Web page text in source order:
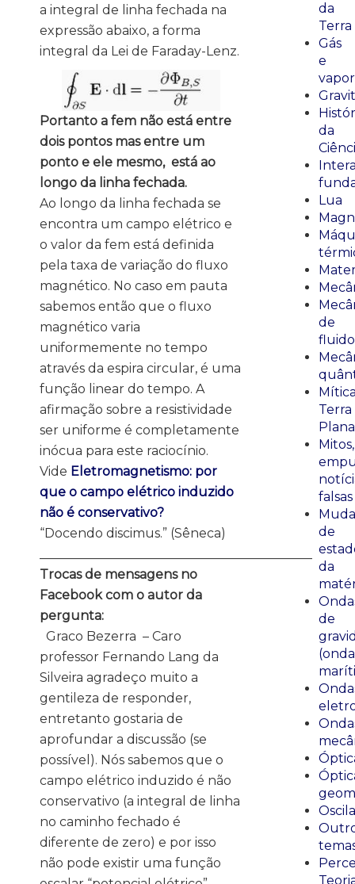
a integral de linha fechada na
expressão abaixo, a forma
integral da Lei de Faraday-Lenz.
Portanto a fem não está entre
dois pontos mas entre um
ponto e ele mesmo, está ao
longo da linha fechada.
Ao longo da linha fechada se
encontra um campo elétrico e
o valor da fem está definida
pela taxa de variação do fluxo
magnético. No caso em pauta
sabemos então que o fluxo
magnético varia
uniformemente no tempo
através da espira circular, é uma
função linear do tempo. A
afirmação sobre a resistividade
ser uniforme é completamente
inócua para este raciocínio.
Vide Eletromagnetismo: por
que o campo elétrico induzido
não é conservativo?
“Docendo discimus.” (Sêneca)
Trocas de mensagens no
Facebook com o autor da
pergunta:
Graco Bezerra – Caro
professor Fernando Lang da
Silveira agradeço muito a
gentileza de responder,
entretanto gostaria de
aprofundar a discussão (se
possível). Nós sabemos que o
campo elétrico induzido é não
conservativo (a integral de linha
no caminho fechado é
diferente de zero) e por isso
não pode existir uma função
da
Terra
Gás
e
vapor
da
Lua
de
Terra
Plana
Mitos,
falsas
de
da
de